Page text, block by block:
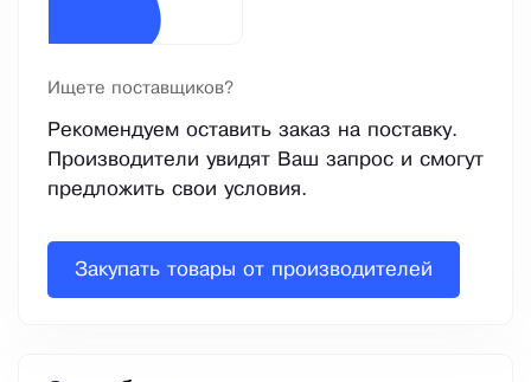
Ищете поставщиков?
Рекомендуем оставить заказ на поставку.
Производители увидят Ваш запрос и смогут
предложить свои условия.
Закупать товары от производителей